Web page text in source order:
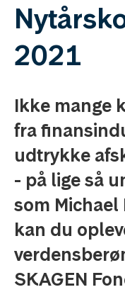
2021
Ikke mange
fra
udtrykke
- på lige så
som Michael
kan du
SKAGEN